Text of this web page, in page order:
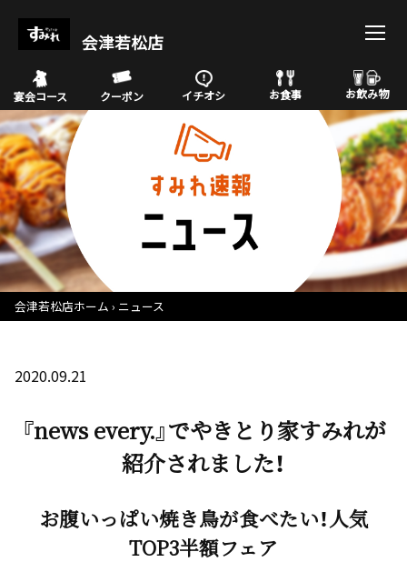
会津若松店
宴会コース クーポン イチオシ お食事 お飲み物
会津若松店ホーム ニュース
2020.09.21
『news every.』でやきとり家すみれが
紹介されました！
お腹いっぱい焼き鳥が食べたい！人気
TOP3半額フェア